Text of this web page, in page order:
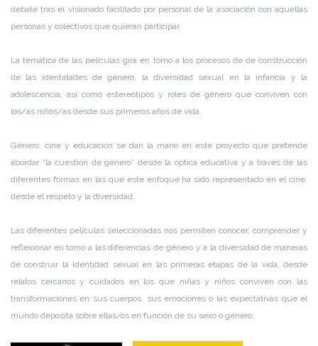
debate tras el visionado facilitado por personal de la asociación con aquellas
personas y colectivos que quieran participar.
La temática de las películas gira en torno a los procesos de de construcción
de las identidades de género, la diversidad sexual en la infancia y la
adolescencia, así como estereotipos y roles de género que conviven con
los/as niños/as desde sus primeros años de vida.
Género, cine y educación se dan la mano en este proyecto que pretende
abordar “la cuestión de género” desde la óptica educativa y a través de las
diferentes formas en las que este enfoque ha sido representado en el cine,
desde el respeto y la diversidad.
Las diferentes películas seleccionadas nos permiten conocer, comprender y
reflexionar en torno a las diferencias de género y a la diversidad de maneras
de construir la identidad sexual en las primeras etapas de la vida, desde
relatos cercanos y cuidados en los que niñas y niños conviven con las
transformaciones en sus cuerpos, sus emociones o las expectativas que el
mundo deposita sobre ellas/os en función de su sexo o género.